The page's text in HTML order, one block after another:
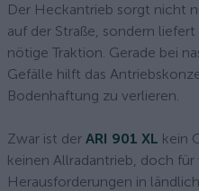
Der Heckantrieb sorgt nicht
auf der Straße, sondern
nötige Traktion. Gerade bei
Gefälle hilft das
Bodenhaftung zu verlieren.
Zwar ist der ARI 901 XL kein
keinen Allradantrieb, doch
Herausforderungen in